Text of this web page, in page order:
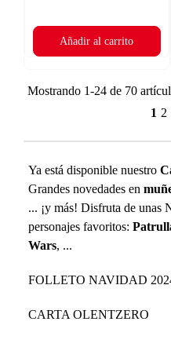
Añadir al carrito
Mostrando 1-24 de 70
1 2
Ya está disponible nuestro
Grandes novedades en
... ¡y más! Disfruta de unas
personajes favoritos:
Wars, ...
FOLLETO NAVIDAD
CARTA OLENTZERO